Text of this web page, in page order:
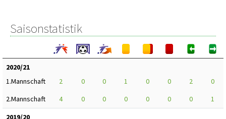
Saisonstatistik
2020/21
1.Mannschaft
2 0 0 1 0 0 2
0
2.Mannschaft
4 0 0 0 0 0 0
1
2019/20